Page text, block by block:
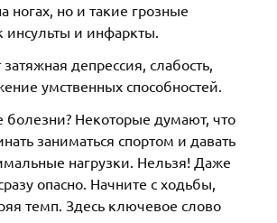
ногах, но и такие грозные
инсульты и инфаркты.
депрессия, слабость,
умственных способностей.
болезни? Некоторые думают, что
заниматься спортом и давать
нагрузки. Нельзя! Даже
опасно. Начните с ходьбы,
темп. Здесь ключевое слово